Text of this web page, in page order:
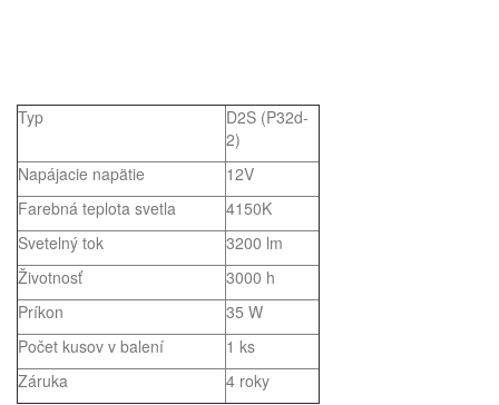
Typ
D2S (P32d-
2)
Napájacie napätie
12V
Farebná teplota svetla
4150K
Svetelný tok
3200 lm
Životnosť
3000 h
Príkon
35 W
Počet kusov v balení
1 ks
Záruka
4 roky